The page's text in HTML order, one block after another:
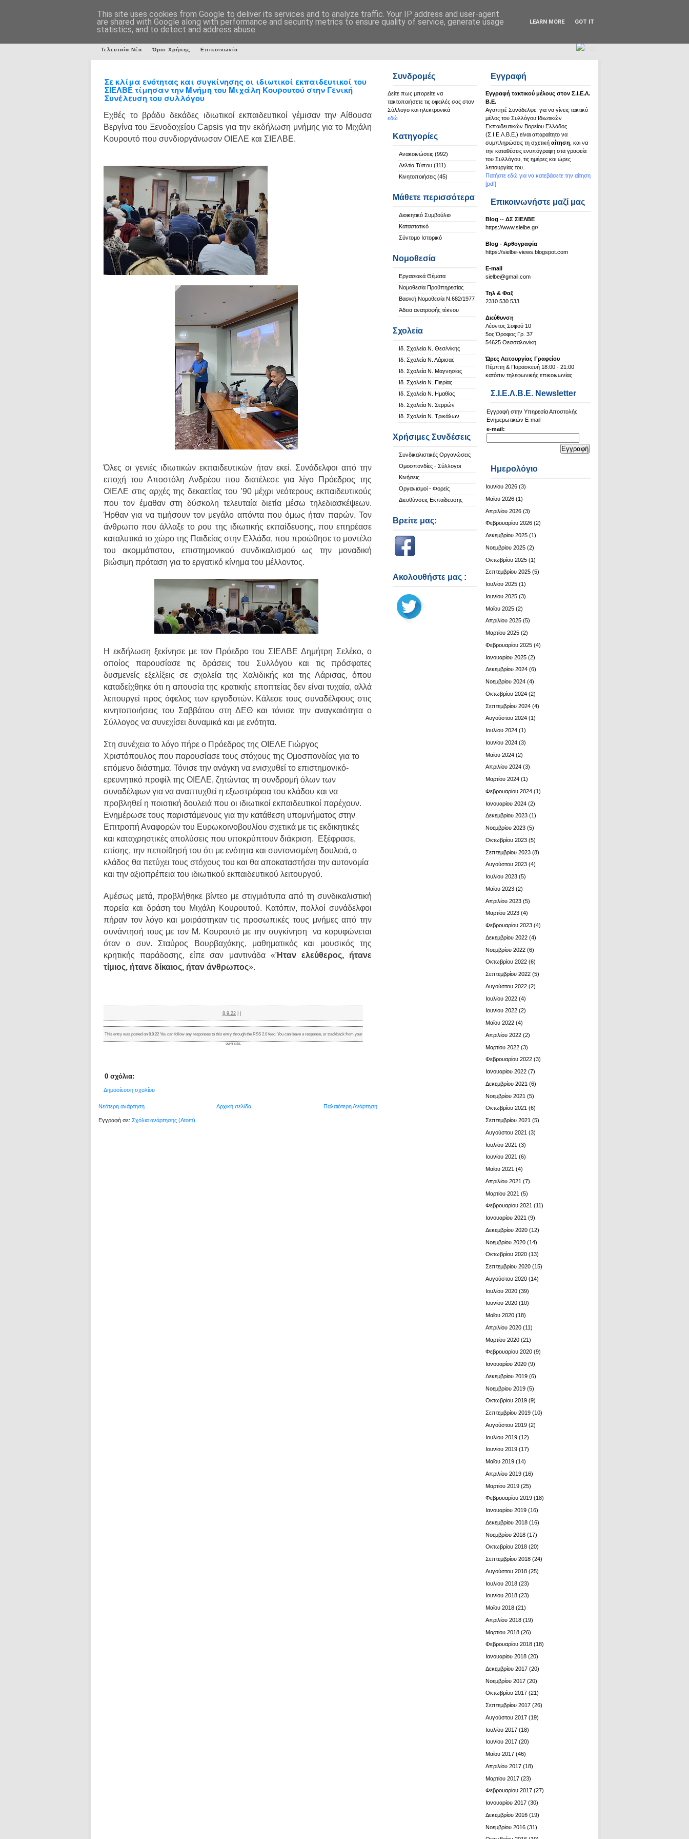
Σ.Ι.Ε.Λ.Β.Ε.
Τελευταία Νέα Όροι Χρήσης Επικοινωνία
Εγγραφή
Εγγραφή τακτικού μέλους στον Σ.Ι.Ε.Λ.
Β.Ε.
Αγαπητέ Συνάδελφε, για να γίνεις τακτικό
μέλος του Συλλόγου Ιδιωτικών
Εκπαιδευτικών Βορείου Ελλάδος
(Σ.Ι.Ε.Λ.Β.Ε.) είναι απαραίτητο να
συμπληρώσεις τη σχετική αίτηση , και να
την καταθέσεις ενυπόγραφη στα γραφεία
του Συλλόγου, τις ημέρες και ώρες
λειτουργίας του.
Πατήστε εδώ για να κατεβάσετε την αίτηση
[pdf]
Επικοινωνήστε μαζί μας
Βlog -- ΔΣ ΣΙΕΛΒΕ
https://www.sielbe.gr/
Blog - Αρθογραφία
https://sielbe-views.blogspot.com
Ε-mail
sielbe@gmail.com
Τηλ & Φαξ
2310 530 533
Διεύθυνση
Λέοντος Σοφού 10
5ος Όροφος Γρ. 37
54625 Θεσσαλονίκη
Ώρες Λειτουργίας Γραφείου
Πέμπτη & Παρασκευή 18:00 - 21:00
κατόπιν τηλεφωνικής επικοινωνίας
Σ.Ι.Ε.Λ.Β.Ε. Newsletter
Εγγραφή στην Υπηρεσία Αποστολής
Ενημερωτικών E-mail
e-mail:
Ημερολόγιο
Ιουνίου 2026 (3)
Μαΐου 2026 (1)
Απριλίου 2026 (3)
Φεβρουαρίου 2026 (2)
Δεκεμβρίου 2025 (1)
Νοεμβρίου 2025 (2)
Οκτωβρίου 2025 (1)
Σεπτεμβρίου 2025 (5)
Ιουλίου 2025 (1)
Ιουνίου 2025 (3)
Μαΐου 2025 (2)
Απριλίου 2025 (5)
Μαρτίου 2025 (2)
Φεβρουαρίου 2025 (4)
Ιανουαρίου 2025 (2)
Δεκεμβρίου 2024 (6)
Νοεμβρίου 2024 (4)
Οκτωβρίου 2024 (2)
Σεπτεμβρίου 2024 (4)
Αυγούστου 2024 (1)
Ιουλίου 2024 (1)
Ιουνίου 2024 (3)
Μαΐου 2024 (2)
Απριλίου 2024 (3)
Μαρτίου 2024 (1)
Φεβρουαρίου 2024 (1)
Ιανουαρίου 2024 (2)
Δεκεμβρίου 2023 (1)
Νοεμβρίου 2023 (5)
Οκτωβρίου 2023 (5)
Σεπτεμβρίου 2023 (8)
Αυγούστου 2023 (4)
Ιουλίου 2023 (5)
Μαΐου 2023 (2)
Απριλίου 2023 (5)
Μαρτίου 2023 (4)
Φεβρουαρίου 2023 (4)
Δεκεμβρίου 2022 (4)
Νοεμβρίου 2022 (6)
Οκτωβρίου 2022 (6)
Σεπτεμβρίου 2022 (5)
Αυγούστου 2022 (2)
Ιουλίου 2022 (4)
Ιουνίου 2022 (2)
Μαΐου 2022 (4)
Απριλίου 2022 (2)
Μαρτίου 2022 (3)
Φεβρουαρίου 2022 (3)
Ιανουαρίου 2022 (7)
Δεκεμβρίου 2021 (6)
Νοεμβρίου 2021 (5)
Οκτωβρίου 2021 (6)
Σεπτεμβρίου 2021 (5)
Αυγούστου 2021 (3)
Ιουλίου 2021 (3)
Ιουνίου 2021 (6)
Μαΐου 2021 (4)
Απριλίου 2021 (7)
Μαρτίου 2021 (5)
Φεβρουαρίου 2021 (11)
Ιανουαρίου 2021 (9)
Δεκεμβρίου 2020 (12)
Νοεμβρίου 2020 (14)
Οκτωβρίου 2020 (13)
Σεπτεμβρίου 2020 (15)
Αυγούστου 2020 (14)
Ιουλίου 2020 (39)
Ιουνίου 2020 (10)
Μαΐου 2020 (18)
Απριλίου 2020 (11)
Μαρτίου 2020 (21)
Φεβρουαρίου 2020 (9)
Ιανουαρίου 2020 (9)
Δεκεμβρίου 2019 (6)
Νοεμβρίου 2019 (5)
Οκτωβρίου 2019 (9)
Σεπτεμβρίου 2019 (10)
Αυγούστου 2019 (2)
Ιουλίου 2019 (12)
Ιουνίου 2019 (17)
Μαΐου 2019 (14)
Απριλίου 2019 (16)
Μαρτίου 2019 (25)
Φεβρουαρίου 2019 (18)
Ιανουαρίου 2019 (16)
Δεκεμβρίου 2018 (16)
Νοεμβρίου 2018 (17)
Οκτωβρίου 2018 (20)
Σεπτεμβρίου 2018 (24)
Αυγούστου 2018 (25)
Ιουλίου 2018 (23)
Ιουνίου 2018 (23)
Μαΐου 2018 (21)
Απριλίου 2018 (19)
Μαρτίου 2018 (26)
Φεβρουαρίου 2018 (18)
Ιανουαρίου 2018 (20)
Δεκεμβρίου 2017 (20)
Νοεμβρίου 2017 (20)
Οκτωβρίου 2017 (21)
Σεπτεμβρίου 2017 (26)
Αυγούστου 2017 (19)
Ιουλίου 2017 (18)
Ιουνίου 2017 (20)
Μαΐου 2017 (46)
Απριλίου 2017 (18)
Μαρτίου 2017 (23)
Φεβρουαρίου 2017 (27)
Ιανουαρίου 2017 (30)
Δεκεμβρίου 2016 (19)
Νοεμβρίου 2016 (31)
Συνδρομές
Δείτε πως μπορείτε να
τακτοποιήσετε τις οφειλές σας στον
Σύλλογο και ηλεκτρονικά
εδώ
Κατηγορίες
Ανακοινώσεις (992)
Δελτία Τύπου (111)
Κινητοποιήσεις (45)
Μάθετε περισσότερα
Διοικητικό Συμβούλιο
Καταστατικό
Σύντομο Ιστορικό
Νομοθεσία
Εργασιακά Θέματα
Νομοθεσία Προϋπηρεσίας
Βασική Νομοθεσία Ν.682/1977
Άδεια ανατροφής τέκνου
Σχολεία
Ιδ. Σχολεία Ν. Θεσ/νίκης
Ιδ. Σχολεία Ν. Λάρισας
Ιδ. Σχολεία Ν. Μαγνησίας
Ιδ. Σχολεία Ν. Πιερίας
Ιδ. Σχολεία Ν. Ημαθίας
Ιδ. Σχολεία Ν. Σερρών
Ιδ. Σχολεία Ν. Τρικάλων
Χρήσιμες Συνδέσεις
Συνδικαλιστικές Οργανώσεις
Ομοσπονδίες - Σύλλογοι
Κινήσεις
Οργανισμοί - Φορείς
Διευθύνσεις Εκπαίδευσης
Βρείτε μας:
Ακολουθήστε μας :
Σε κλίμα ενότητας και συγκίνησης οι ιδιωτικοί εκπαιδευτικοί του
ΣΙΕΛΒΕ τίμησαν την Μνήμη του Μιχάλη Κουρουτού στην Γενική
Συνέλευση του συλλόγου
Εχθές το βράδυ δεκάδες ιδιωτικοί εκπαιδευτικοί γέμισαν την Αίθουσα
Βεργίνα του ΞενοδοχείουCapsis για την εκδήλωση μνήμης για το Μιχάλη
Κουρουτό που συνδιοργάνωσαν ΟΙΕΛΕ και ΣΙΕΛΒΕ.
Όλες οι γενιές ιδιωτικών εκπαιδευτικών ήταν εκεί. Συνάδελφοι από την
εποχή του Αποστόλη Ανδρέου που διατέλεσε για λίγο Πρόεδρος της
ΟΙΕΛΕ στις αρχές της δεκαετίας του ’90 μέχρι νεότερους εκπαιδευτικούς
που τον έμαθαν στη δύσκολη τελευταία διετία μέσω τηλεδιασκέψεων.
Ήρθαν για να τιμήσουν τον μεγάλο απόντα που όμως ήταν παρών. Τον
άνθρωπο που άλλαξε το ρου της ιδιωτικής εκπαίδευσης, που επηρέασε
καταλυτικά το χώρο της Παιδείας στην Ελλάδα, που προώθησε το μοντέλο
του ακομμάτιστου, επιστημονικού συνδικαλισμού ως την μοναδική
βιώσιμη πρόταση για το εργατικό κίνημα του μέλλοντος.
Η εκδήλωση ξεκίνησε με τον Πρόεδρο του ΣΙΕΛΒΕ Δημήτρη Σελέκο, ο
οποίος παρουσίασε τις δράσεις του Συλλόγου και τις πρόσφατες
δυσμενείς εξελίξεις σε σχολεία της Χαλιδικής και της Λάρισας, όπου
καταδείχθηκε ότι η απουσία της κρατικής εποπτείας δεν είναι τυχαία, αλλά
λειτουργεί προς όφελος των εργοδοτών. Κάλεσε τους συναδέλφους στις
κινητοποιήσεις του Σαββάτου στη ΔΕΘ και τόνισε την αναγκαιότητα ο
Σύλλογος να συνεχίσει δυναμικά και με ενότητα.
Στη συνέχεια το λόγο πήρε ο Πρόεδρος της ΟΙΕΛΕ Γιώργος
Χριστόπουλος που παρουσίασε τους στόχους της Ομοσπονδίας για το
επόμενο διάστημα. Τόνισε την ανάγκη να ενισχυθεί το επιστημονικό-
ερευνητικό προφίλ της ΟΙΕΛΕ, ζητώντας τη συνδρομή όλων των
συναδέλφων για να αναπτυχθεί η εξωστρέφεια του κλάδου και να
προβληθεί η ποιοτική δουλειά που οι ιδιωτικοί εκπαιδευτικοί παρέχουν.
Ενημέρωσε τους παριστάμενους για την κατάθεση υπομνήματος στην
Επιτροπή Αναφορών του Ευρωκοινοβουλίου σχετικά με τις εκδικητικές
και καταχρηστικές απολύσεις που υποκρύπτουν διάκριση.
Εξέφρασε,
επίσης, την πεποίθησή του ότι με ενότητα και συντονισμένη δουλειά, ο
κλάδος θα πετύχει τους στόχους του και θα αποκαταστήσει την αυτονομία
και την αξιοπρέπεια του ιδιωτικού εκπαιδευτικού λειτουργού.
Αμέσως μετά, προβλήθηκε βίντεο με στιγμιότυπα από τη συνδικαλιστική
πορεία και δράση του Μιχάλη Κουρουτού. Κατόπιν, πολλοί συνάδελφοι
πήραν τον λόγο και μοιράστηκαν τις προσωπικές τους μνήμες από την
συνάντησή τους με τον Μ. Κουρουτό με την συγκίνηση
να κορυφώνεται
όταν ο συν. Σταύρος Βουρβαχάκης, μαθηματικός και μουσικός της
κρητικής παράδοσης, είπε σαν μαντινάδα «Ήταν ελεύθερος, ήτανε
τίμιος, ήτανε δίκαιος, ήταν άνθρωπος».
8.9.22
This entry was posted on 8.9.22 You can follow any responses to this entry through the RSS 2.0feed. You can leave a response, or trackbackfrom your
own site.
0 σχόλια:
Δημοσίευση σχολίου
Νεότερη ανάρτηση Παλαιότερη Ανάρτηση
Αρχική σελίδα
Εγγραφή σε: Σχόλια ανάρτησης (Atom)
This site uses cookies from Google to deliver its services and to analyze traffic. Your IP address and user-agent
are shared with Google along with performance and security metrics to ensure quality of service, generate usage
statistics, and to detect and address abuse.
LEARN MORE GOT IT